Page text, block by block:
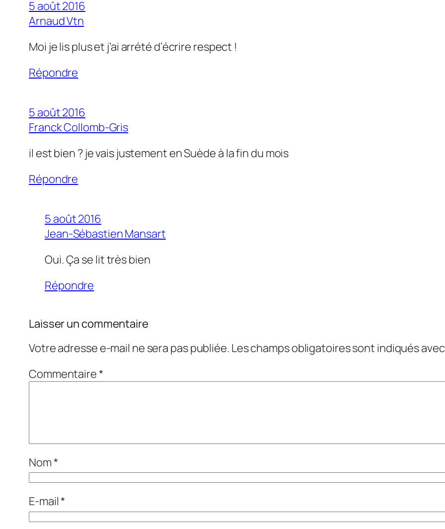
5 août 2016
Arnaud Vtn
Moi je lis plus et j’ai arrété d’écrire respect !
Répondre
5 août 2016
Franck Collomb-Gris
il est bien ? je vais justement en Suède à la fin du mois
Répondre
5 août 2016
Jean-Sébastien Mansart
Oui. Ça se lit très bien
Répondre
Laisser un commentaire
Votre adresse e-mail ne sera pas publiée. Les champs obligatoires sont indiqués
Commentaire*
Nom*
E-mail*